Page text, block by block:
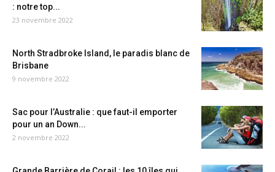
: notre top...
23 novembre 2022
North Stradbroke Island, le paradis blanc de
Brisbane
9 novembre 2022
Sac pour l’Australie : que faut-il emporter
pour un an Down...
2 novembre 2022